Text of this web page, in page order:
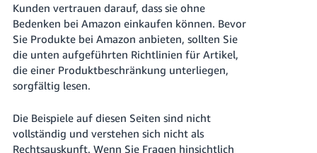
Italiano
- IT
日
本
語
-
JP
Registrieren
Kunden vertrauen darauf, dass sie ohne
Bedenken bei Amazon einkaufen können. Bevor
Sie Produkte bei Amazon anbieten, sollten Sie
die unten aufgeführten Richtlinien für Artikel,
die einer Produktbeschränkung unterliegen,
sorgfältig lesen.
Die Beispiele auf diesen Seiten sind nicht
vollständig und verstehen sich nicht als
Rechtsauskunft. Wenn Sie Fragen hinsichtlich